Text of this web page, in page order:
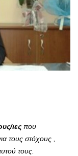
ιες που
τους στόχους ,
τους.